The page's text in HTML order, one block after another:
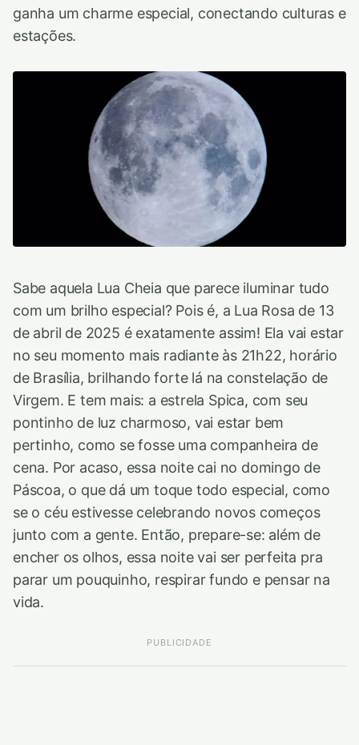
ganha um charme especial, conectando culturas e
estações.
Sabe aquela Lua Cheia que parece iluminar tudo
com um brilho especial? Pois é, a Lua Rosa de 13
de abril de 2025 é exatamente assim! Ela vai estar
no seu momento mais radiante às 21h22, horário
de Brasília, brilhando forte lá na constelação de
Virgem. E tem mais: a estrela Spica, com seu
pontinho de luz charmoso, vai estar bem
pertinho, como se fosse uma companheira de
cena. Por acaso, essa noite cai no domingo de
Páscoa, o que dá um toque todo especial, como
se o céu estivesse celebrando novos começos
junto com a gente. Então, prepare-se: além de
encher os olhos, essa noite vai ser perfeita pra
parar um pouquinho, respirar fundo e pensar na
vida.
PUBLICIDADE